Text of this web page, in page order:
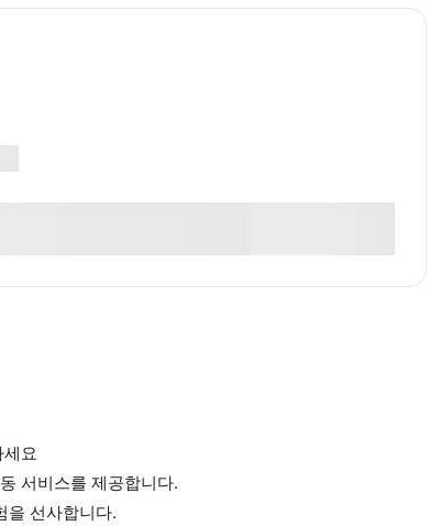
요
서비스를 제공합니다.
을 선사합니다.